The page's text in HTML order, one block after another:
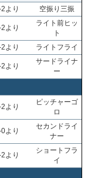
より 空振り三振
より
ライト前ヒッ
ト
より ライトフライ
より
サードライナ
ー
より
ピッチャーゴ
ロ
より
セカンドライ
ナー
より
ショートフラ
イ